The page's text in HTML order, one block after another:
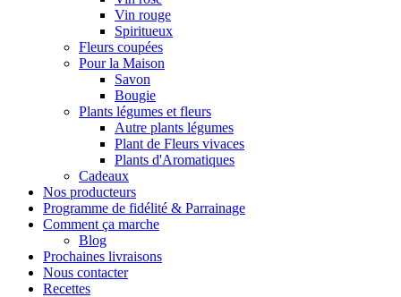
Vin rouge
Spiritueux
Fleurs coupées
Pour la Maison
Savon
Bougie
Plants légumes et fleurs
Autre plants légumes
Plant de Fleurs vivaces
Plants d'Aromatiques
Cadeaux
Nos producteurs
Programme de fidélité & Parrainage
Comment ça marche
Blog
Prochaines livraisons
Nous contacter
Recettes